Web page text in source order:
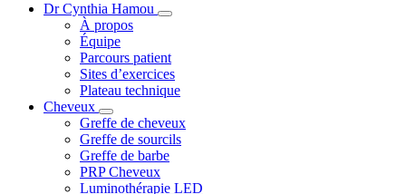
Dr Cynthia Hamou
À propos
Équipe
Parcours patient
Sites d’exercices
Plateau technique
Cheveux
Greffe de cheveux
Greffe de sourcils
Greffe de barbe
PRP Cheveux
Luminothérapie LED